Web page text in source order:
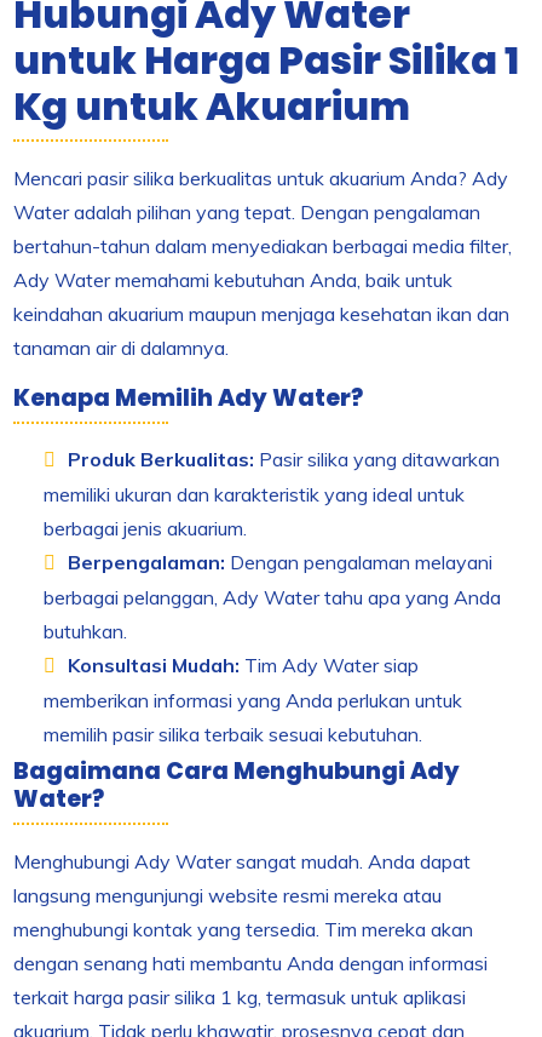
Hubungi Ady Water
untuk Harga Pasir Silika 1
Kg untuk Akuarium
Mencari pasir silika berkualitas untuk akuarium Anda? Ady
Water adalah pilihan yang tepat. Dengan pengalaman
bertahun-tahun dalam menyediakan berbagai media filter,
Ady Water memahami kebutuhan Anda, baik untuk
keindahan akuarium maupun menjaga kesehatan ikan dan
tanaman air di dalamnya.
Kenapa Memilih Ady Water?
Produk Berkualitas: Pasir silika yang ditawarkan
memiliki ukuran dan karakteristik yang ideal untuk
berbagai jenis akuarium.
Berpengalaman: Dengan pengalaman melayani
berbagai pelanggan, Ady Water tahu apa yang Anda
butuhkan.
Konsultasi Mudah: Tim Ady Water siap
memberikan informasi yang Anda perlukan untuk
memilih pasir silika terbaik sesuai kebutuhan.
Bagaimana Cara Menghubungi Ady
Water?
Menghubungi Ady Water sangat mudah. Anda dapat
langsung mengunjungi website resmi mereka atau
menghubungi kontak yang tersedia. Tim mereka akan
dengan senang hati membantu Anda dengan informasi
terkait harga pasir silika 1 kg, termasuk untuk aplikasi
akuarium. Tidak perlu khawatir, prosesnya cepat dan